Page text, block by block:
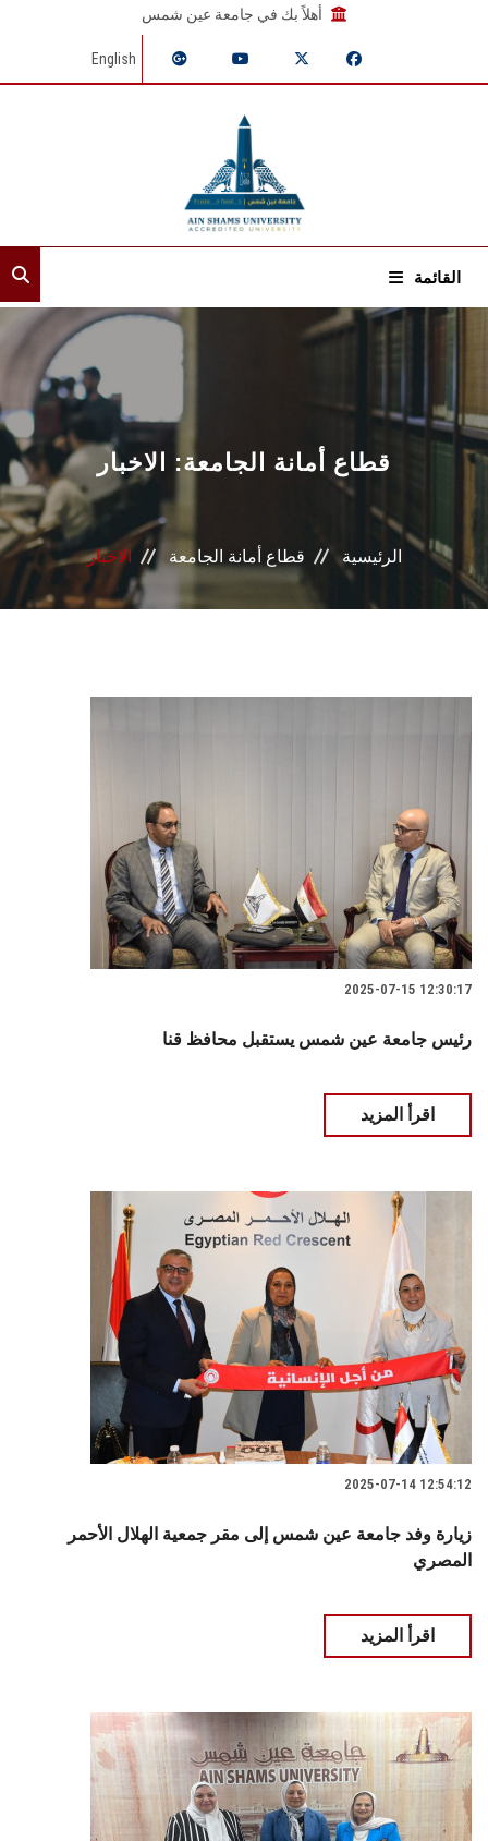
أهلاً بك في جامعة عين شمس
English
القائمة
الرئيسية
عن القطاع
الأمناء المساعدون
إدرات القطاع
قطاع أمانة الجامعة: الاخبار
الرئيسية قطاع أمانة الجامعة الاخبار
2025-07-15 12:30:17
رئيس جامعة عين شمس يستقبل محافظ قنا
اقرأ المزيد
2025-07-14 12:54:12
زيارة وفد جامعة عين شمس إلى مقر جمعية الهلال الأحمر
المصري
اقرأ المزيد